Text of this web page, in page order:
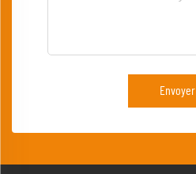
Envoyer